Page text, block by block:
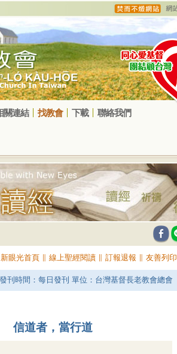
關連結 找教會 下載 聯絡我們
新眼光首頁∥ 線上聖經閱讀∥ 訂報退報 友善列印
刊時間：每日發刊 單位：台灣基督長老教會總會
信道者，當行道